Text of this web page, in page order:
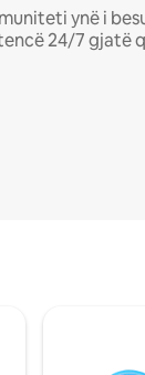
ynë i
24/7 gjatë